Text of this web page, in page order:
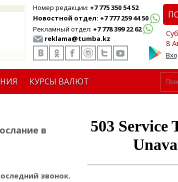
Номер редакции: +7 775 350 54 52
Новостной отдел: +7 777 259 44 50
Рекламный отдел: +7 778 399 22 62
reklama@tumba.kz
8
КУРСЫ ВАЛЮТ
в
звонок.